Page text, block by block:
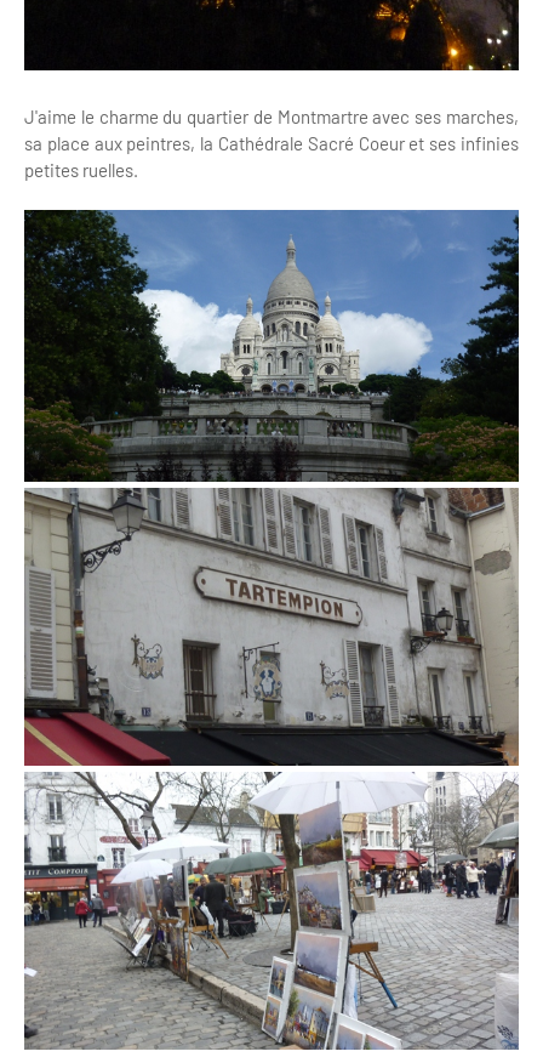
J'aime le charme du quartier de Montmartre avec ses marches,
sa place aux peintres, la Cathédrale Sacré Coeur et ses infinies
petites ruelles.